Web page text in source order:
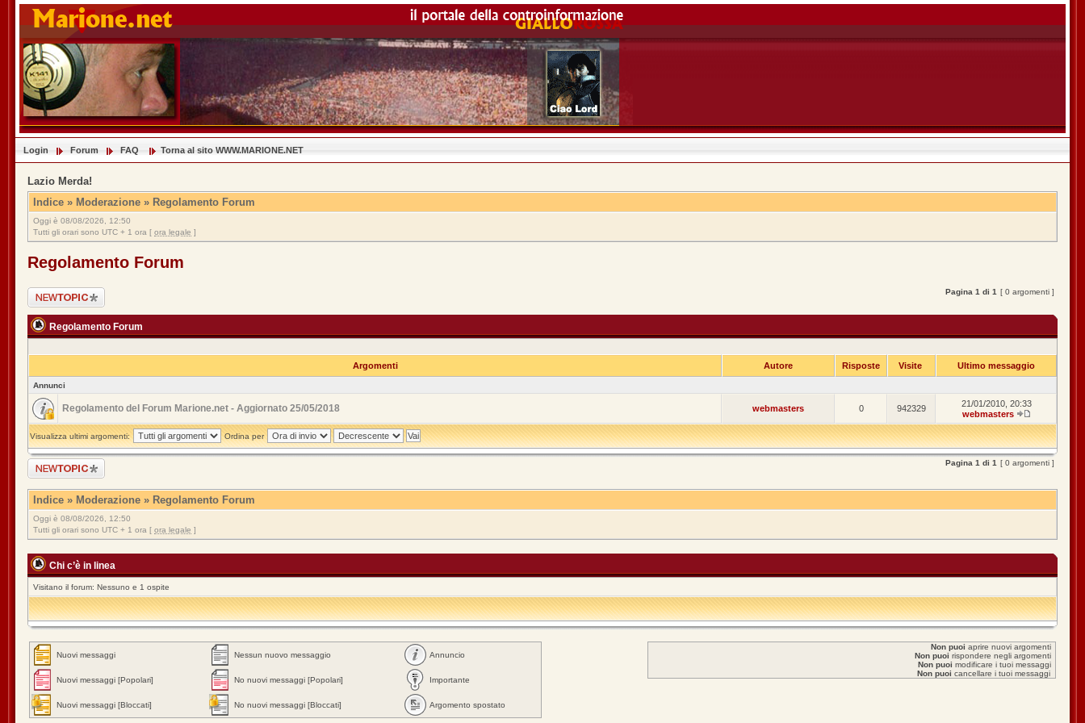
Login Forum FAQ Torna al sito WWW.MARIONE.NET
Lazio Merda!
Indice » Moderazione » Regolamento Forum
Oggi è 08/08/2026, 12:50
Tutti gli orari sono UTC + 1 ora [ ora legale ]
Regolamento Forum
Pagina 1 di 1 [ 0 argomenti ]
Scrivi un nuovo
argomento
Regolamento Forum
Argomenti Autore Risposte Visite Ultimo messaggio
Annunci
Regolamento del Forum Marione.net - Aggiornato 25/05/2018 webmasters 0 942329
21/01/2010, 20:33
webmasters
Visualizza ultimi argomenti: Ordina per
Pagina 1 di 1 [ 0 argomenti ]
Scrivi un nuovo
argomento
Indice » Moderazione » Regolamento Forum
Oggi è 08/08/2026, 12:50
Tutti gli orari sono UTC + 1 ora [ ora legale ]
Chi c’è in linea
Visitano il forum: Nessuno e 1 ospite
Nuovi messaggi Nessun nuovo messaggio Annuncio
Nuovi messaggi [Popolari] No nuovi messaggi [Popolari] Importante
Nuovi messaggi [Bloccati] No nuovi messaggi [Bloccati] Argomento spostato
Non puoi aprire nuovi argomenti
Non puoi rispondere negli argomenti
Non puoi modificare i tuoi messaggi
Non puoi cancellare i tuoi messaggi